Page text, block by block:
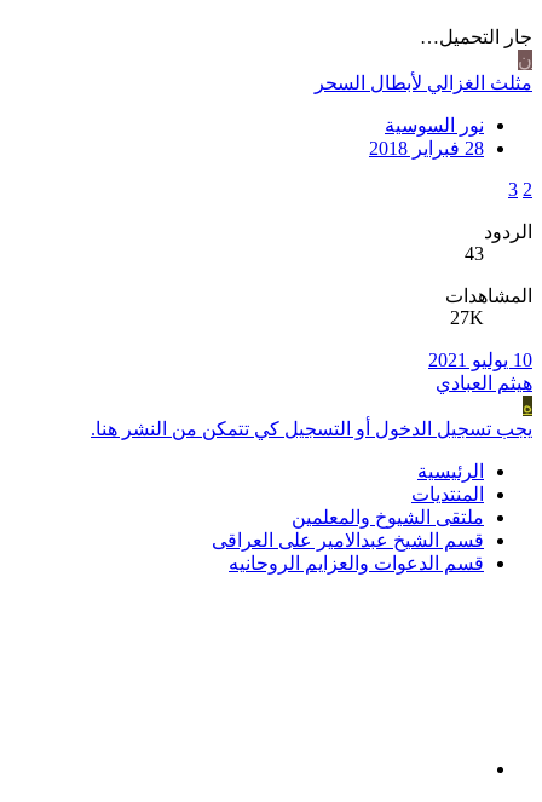
جار التحميل…
ن
مثلث الغزالي لأبطال السحر
نور السوسية
28 فبراير 2018
2
3
الردود
43
المشاهدات
27K
10 يوليو 2021
هيثم العبادي
ه
يجب تسجيل الدخول أو التسجيل كي تتمكن من النشر هنا.
الرئيسية
المنتديات
ملتقى الشيوخ والمعلمين
قسم الشيخ عبدالامير على العراقى
قسم الدعوات والعزايم الروحانيه